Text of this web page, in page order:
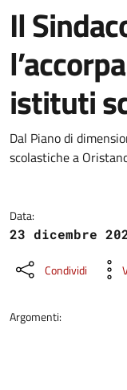
Il
istituti
Dettagli
Dal Piano di
scolastiche a
Data:
23 dicembre
Condividi
Argomenti: